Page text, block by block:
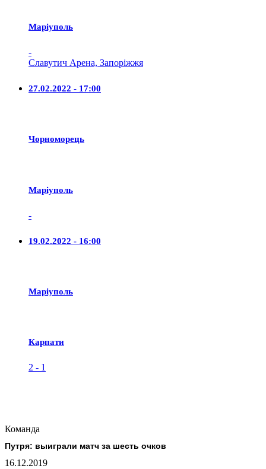
Маріуполь
-
Славутич Арена, Запоріжжя
27.02.2022 - 17:00
Чорноморець
Маріуполь
-
19.02.2022 - 16:00
Маріуполь
Карпати
2 - 1
Команда
Путря: выиграли матч за шесть очков
16.12.2019